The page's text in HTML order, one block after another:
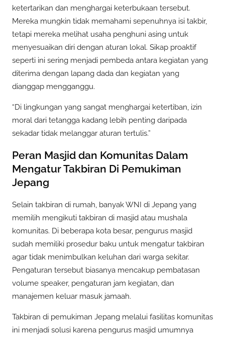
ketertarikan dan menghargai keterbukaan tersebut.
Mereka mungkin tidak memahami sepenuhnya isi takbir,
tetapi mereka melihat usaha penghuni asing untuk
menyesuaikan diri dengan aturan lokal. Sikap proaktif
seperti ini sering menjadi pembeda antara kegiatan yang
diterima dengan lapang dada dan kegiatan yang
dianggap mengganggu.
“Di lingkungan yang sangat menghargai ketertiban, izin
moral dari tetangga kadang lebih penting daripada
sekadar tidak melanggar aturan tertulis.”
Peran Masjid dan Komunitas Dalam
Mengatur Takbiran Di Pemukiman
Jepang
Selain takbiran di rumah, banyak WNI di Jepang yang
memilih mengikuti takbiran di masjid atau mushala
komunitas. Di beberapa kota besar, pengurus masjid
sudah memiliki prosedur baku untuk mengatur takbiran
agar tidak menimbulkan keluhan dari warga sekitar.
Pengaturan tersebut biasanya mencakup pembatasan
volume speaker, pengaturan jam kegiatan, dan
manajemen keluar masuk jamaah.
Takbiran di pemukiman Jepang melalui fasilitas komunitas
ini menjadi solusi karena pengurus masjid umumnya